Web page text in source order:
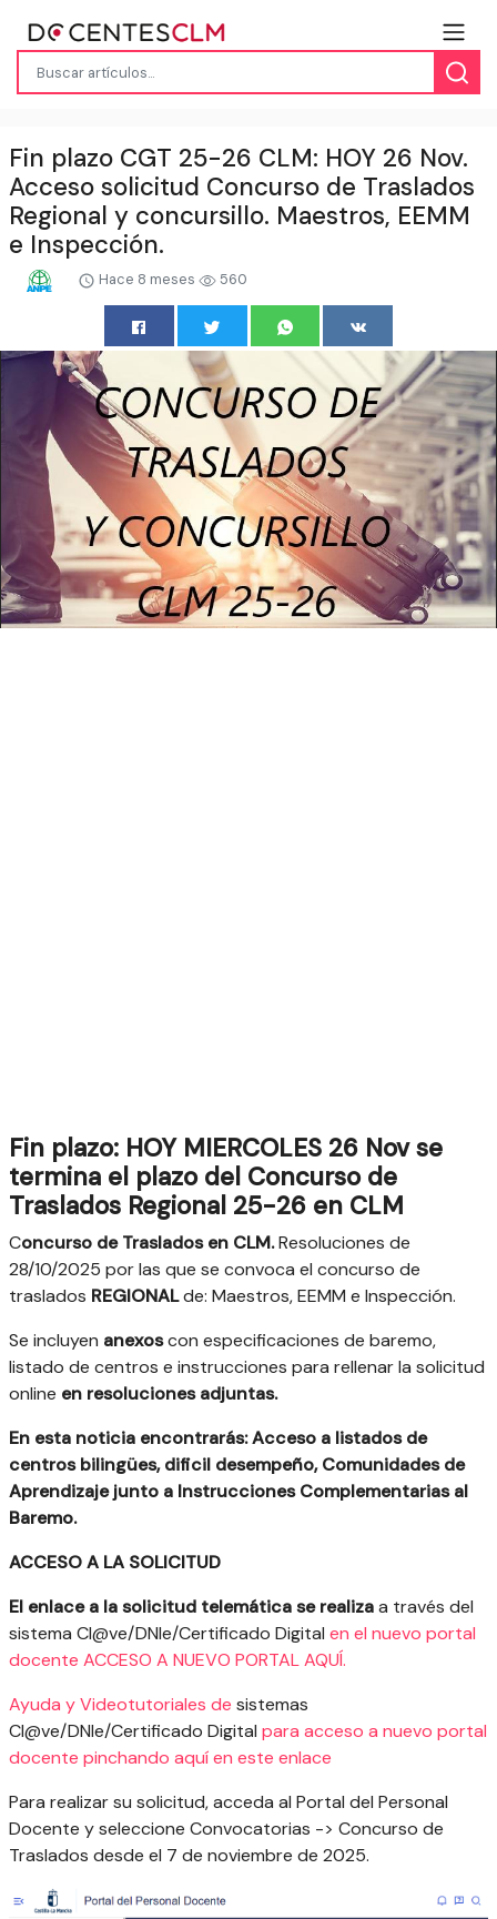
Fin plazo CGT 25-26 CLM: HOY 26 Nov.
Acceso solicitud Concurso de Traslados
Regional y concursillo. Maestros, EEMM
e Inspección.
Hace 8 meses 560
Fin plazo: HOY MIERCOLES 26 Nov se
termina el plazo del Concurso de
Traslados Regional 25-26 en CLM
Concurso de Traslados en CLM.Resoluciones de
28/10/2025 por las que se convoca el concurso de
traslados REGIONALde: Maestros, EEMM e Inspección.
Se incluyen anexoscon especificaciones de baremo,
listado de centros e instrucciones para rellenar la solicitud
online en resoluciones adjuntas.
En esta noticia encontrarás: Acceso a listados de
centros bilingües, dificil desempeño, Comunidades de
Aprendizaje junto a Instrucciones Complementarias al
Baremo.
ACCESO A LA SOLICITUD
El enlace a la solicitud telemática se realizaa través del
sistema Cl@ve/DNIe/Certificado Digital en el nuevo portal
docente ACCESO A NUEVO PORTAL AQUÍ.
Ayuda y Videotutoriales de sistemas
Cl@ve/DNIe/Certificado Digital para acceso a nuevo portal
docente pinchando aquí en este enlace
Para realizar su solicitud, acceda al Portal del Personal
Docente y seleccione Convocatorias -> Concurso de
Traslados desde el 7 de noviembre de 2025.